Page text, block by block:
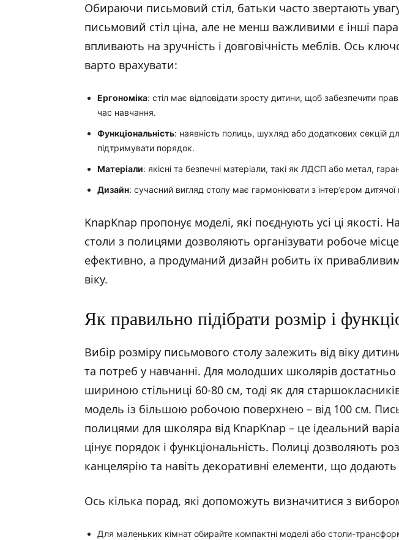
Обираючи письмовий стіл, батьки часто звертають
письмовий стіл ціна, але не менш важливими є інші
впливають на зручність і довговічність меблів. Ось
варто врахувати:
Ергономіка: стіл має відповідати зросту дитини, щоб забезпечити
час навчання.
Функціональність: наявність полиць, шухляд або додаткових секцій
підтримувати порядок.
Матеріали: якісні та безпечні матеріали, такі як ЛДСП або метал,
Дизайн: сучасний вигляд столу має гармоніювати з інтер’єром дитячої
KnapKnap пропонує моделі, які поєднують усі ці якості.
столи з полицями дозволяють організувати робоче
ефективно, а продуманий дизайн робить їх
віку.
Як правильно підібрати розмір і
Вибір розміру письмового столу залежить від віку
та потреб у навчанні. Для молодших школярів достатньо
шириною стільниці 60-80 см, тоді як для
модель із більшою робочою поверхнею – від 100 см.
полицями для школяра від KnapKnap – це ідеальний
цінує порядок і функціональність. Полиці дозволяють
канцелярію та навіть декоративні елементи, що
Ось кілька порад, які допоможуть визначитися з
Для маленьких кімнат обирайте компактні моделі або столи-